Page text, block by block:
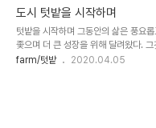
큰 성..
farm.eoullim.me 밭을 갈고 퇴비를
비해 오면 되는 것을 한 주전 밭 간 것
호출해 다시 찾았다. 이제 좀 밭 같다.
집는데 4평 짜리도 농사 초보에게는
모종을 나눠 주셔 한쪽에 심었다. 밭만
도시 텃밭을 시작하며
텃밭을 시작하며 그동안의 삶은 풍요
좇으며 더 큰 성장을 위해 달려왔다.
했던 수모의 역사 앞에 성장을 통해 힘
farm/텃밭 2020.04.05